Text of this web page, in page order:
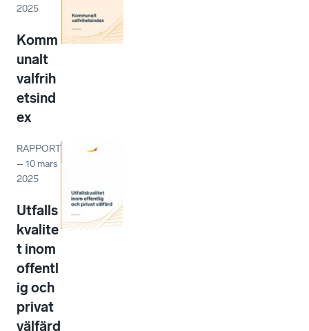
2025
Komm
unalt
valfrih
etsind
ex
RAPPORT
–10 mars
2025
Utfalls
kvalite
t inom
offentl
ig och
privat
välfärd